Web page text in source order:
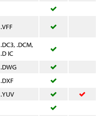
.VFF
.DC3, .DCM,
.D IC
.DWG
.DXF
.YUV